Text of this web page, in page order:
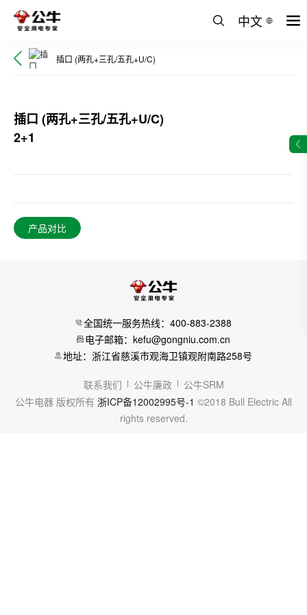
中文
插口 (两孔+三孔/五孔+U/C)
插口 (两孔+三孔/五孔+U/C)
2+1
产品对比
全国统一服务热线：400-883-2388
电子邮箱：kefu@gongniu.com.cn
地址：浙江省慈溪市观海卫镇观附南路258号
联系我们 公牛廉政
公牛SRM
公牛电器 版权所有 浙ICP备12002995号-1 ©2018 Bull Electric All
rights reserved.